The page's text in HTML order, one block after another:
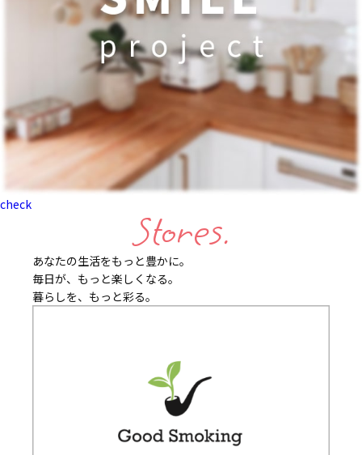
check
Stores.
あなたの生活をもっと豊かに。
毎日が、もっと楽しくなる。
暮らしを、もっと彩る。